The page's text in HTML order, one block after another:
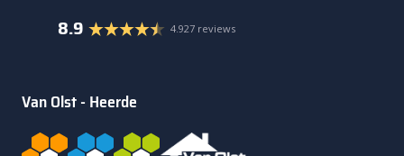
8.9 4.927 reviews
Van Olst - Heerde